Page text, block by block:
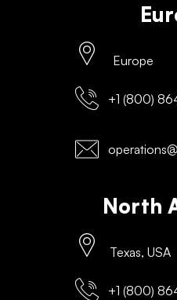
Europe
+1 (800)
North
Texas, USA
+1 (800)